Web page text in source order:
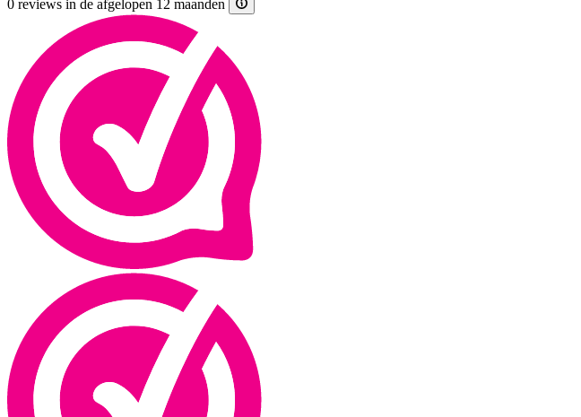
0 reviews in de afgelopen 12 maanden